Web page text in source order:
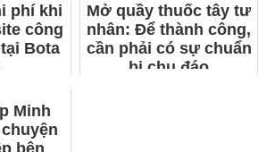
phí khi
công
Bota
Mở quầy thuốc tây tư
nhân: Để thành công,
cần phải có sự chuẩn
bị chu đáo
Minh